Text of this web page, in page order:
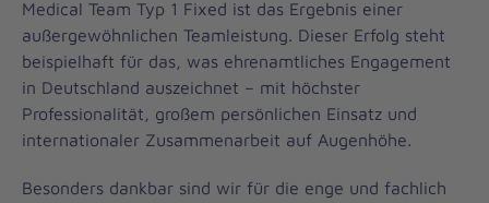
Medical Team Typ 1 Fixed ist das Ergebnis einer
außergewöhnlichen Teamleistung. Dieser Erfolg steht
beispielhaft für das, was ehrenamtliches Engagement
in Deutschland auszeichnet – mit höchster
Professionalität, großem persönlichen Einsatz und
internationaler Zusammenarbeit auf Augenhöhe.
Besonders dankbar sind wir für die enge und fachlich